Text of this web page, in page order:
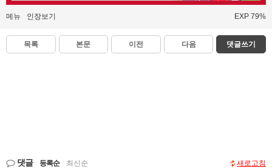
메뉴 인장보기 EXP 79%
목록 본문 이전 다음 댓글쓰기
댓글 등록순 최신순 새로고침